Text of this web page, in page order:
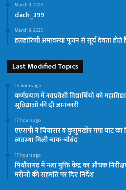
March 9, 2023
dach_399
March 9, 2023
हलहारिणी अमावस्या पूजन से सूर्य देवता होते हैं
Last Modified Topics
15 hours ago
कर्णप्रयाग में नवप्रवेशी विद्यार्थियों को
सुविधाओं की दी जानकारी
17 hours ago
एएसपी ने चियासर व कुसुमखोर गंगा घाट का
व्यवस्था मिली चाक-चौबंद
17 hours ago
पिथौरागढ़ में नशा मुक्ति केंद्र का औचक
मरीजों की सहमति पर दिए निर्देश